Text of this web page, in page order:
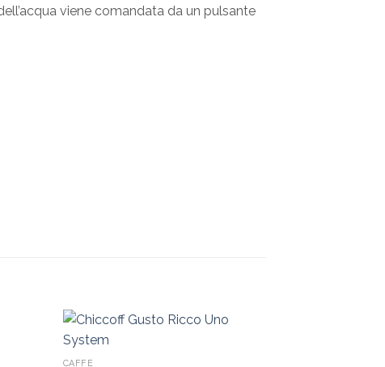
viene comandata da un pulsante
CAFFÈ